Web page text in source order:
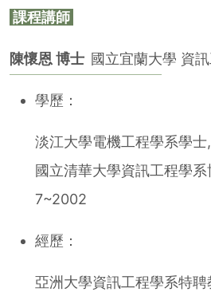
課程講師
陳懷恩 博士 國立宜蘭大學 資
學歷：
淡江大學電機工程學系學
國立清華大學資訊工程學
7~2002
經歷：
亞洲大學資訊工程學系特